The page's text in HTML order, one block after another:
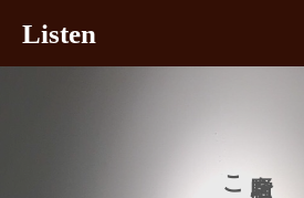
Listen
を
こ
こ